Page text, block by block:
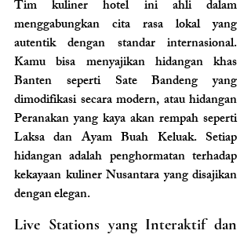
Tim kuliner hotel ini ahli dalam
menggabungkan cita rasa lokal yang
autentik dengan standar internasional.
Kamu bisa menyajikan hidangan khas
Banten seperti Sate Bandeng yang
dimodifikasi secara modern, atau hidangan
Peranakan yang kaya akan rempah seperti
Laksa dan Ayam Buah Keluak. Setiap
hidangan adalah penghormatan terhadap
kekayaan kuliner Nusantara yang disajikan
dengan elegan.
Live Stations yang Interaktif dan